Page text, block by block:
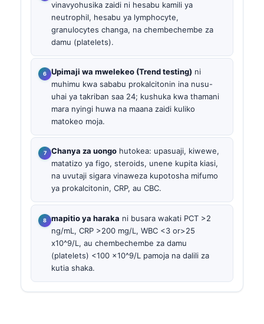
vinavyohusika zaidi ni hesabu kamili ya
neutrophil, hesabu ya lymphocyte,
granulocytes changa, na chembechembe za
damu (platelets).
Upimaji wa mwelekeo (Trend testing) ni
muhimu kwa sababu prokalcitonin ina nusu-
uhai ya takriban saa 24; kushuka kwa thamani
mara nyingi huwa na maana zaidi kuliko
matokeo moja.
Chanya za uongo hutokea: upasuaji, kiwewe,
matatizo ya figo, steroids, unene kupita kiasi,
na uvutaji sigara vinaweza kupotosha mifumo
ya prokalcitonin, CRP, au CBC.
mapitio ya haraka ni busara wakati PCT >2
ng/mL, CRP >200 mg/L, WBC <3 or>25
x10^9/L, au chembechembe za damu
(platelets) <100 x10^9/L pamoja na dalili za
kutia shaka.